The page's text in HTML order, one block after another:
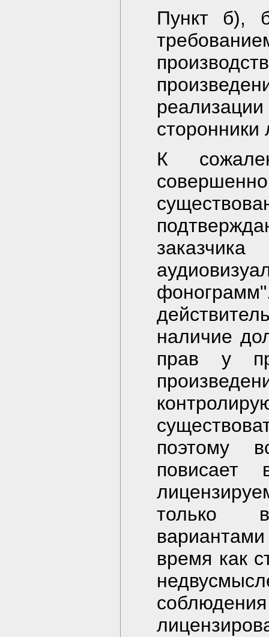
Пункт б),
сторонники
К
наличие
прав у
поэтому
только
время как